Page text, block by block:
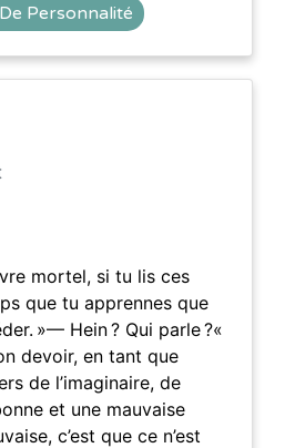
Personnalité
mortel, si tu lis ces
que tu apprennes que
»— Hein ? Qui parle ?«
devoir, en tant que
de l’imaginaire, de
et une mauvaise
c’est que ce n’est